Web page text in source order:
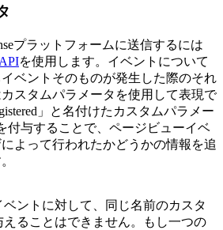
プラットフォームに送信するには
を使用します。イベントについて
ベントそのものが発生した際のそれ
スタムパラメータを使用して表現で
」と名付けたカスタムパラメー
付与することで、ページビューイベ
よって行われたかどうかの情報を追
ントに対して、同じ名前のカスタ
えることはできません。もし一つの